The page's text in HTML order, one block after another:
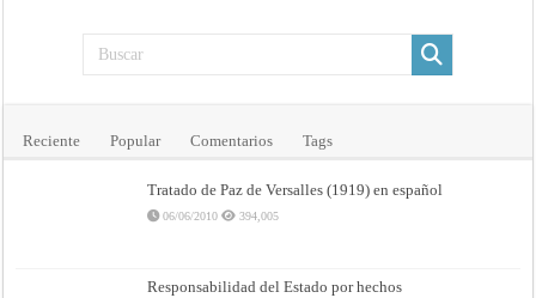
Reciente Popular Comentarios Tags
Tratado de Paz de Versalles (1919) en español
06/06/2010 394,005
Responsabilidad del Estado por hechos